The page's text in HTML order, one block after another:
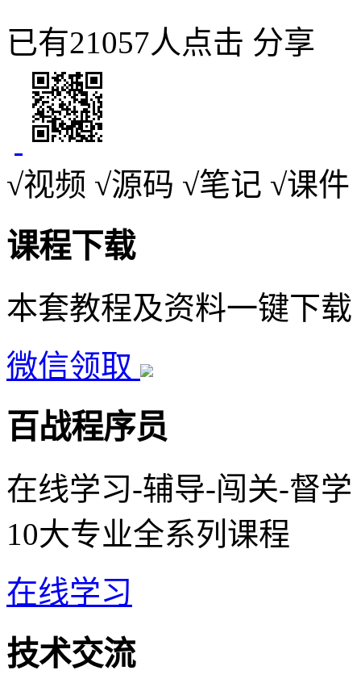
已有21057人点击 分享
√视频 √源码 √笔记 √课件
课程下载
本套教程及资料一键下载
微信领取
百战程序员
在线学习-辅导-闯关-督学
10大专业全系列课程
在线学习
技术交流